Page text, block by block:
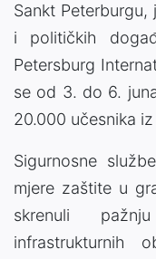
Sankt
i političkih
Petersburg
se od 3. do 6.
20.000 učesnika
Sigurnosne
mjere zaštite u
skrenuli
infrastrukturnih